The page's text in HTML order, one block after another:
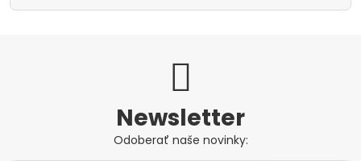
Newsletter
Odoberať naše novinky: